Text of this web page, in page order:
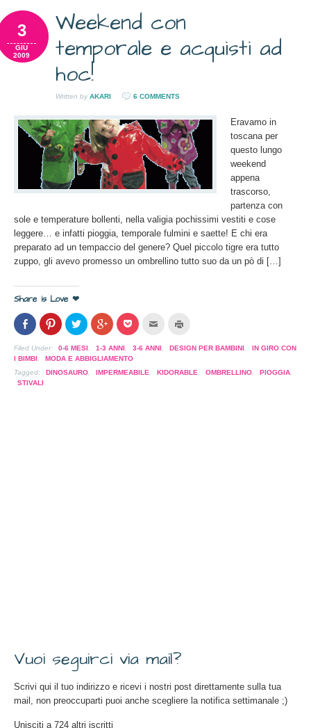
nuova
finestra)
Weekend con
temporale e acquisti ad
hoc!
3
GIU
2009
Written by AKARI 6 COMMENTS
Eravamo in
toscana per
questo lungo
weekend
appena
trascorso,
partenza con
sole e temperature bollenti, nella valigia pochissimi vestiti e cose
leggere… e infatti pioggia, temporale fulmini e saette! E chi era
preparato ad un tempaccio del genere? Quel piccolo tigre era tutto
zuppo, gli avevo promesso un ombrellino tutto suo da un pò di […]
Share is Love ❤
Condividi
su
Facebook
(Si
apre
in
una
nuova
finestra)
Clicca
per
condividere
su
Pinterest
(Si
apre
Clicca
per
condividere
su
Twitter
(Si
apre
Clicca
per
condividere
su
Google+
(Si
apre
Clicca
per
su
apre
Clicca
l'articolo
ad
(Si
una
Filed Under: 0-6 MESI, 1-3 ANNI, 3-6 ANNI, DESIGN PER BAMBINI,
IN GIRO CON
I BIMBI,
MODA E ABBIGLIAMENTO
Tagged:
DINOSAURO, IMPERMEABILE, KIDORABLE, OMBRELLINO, PIOGGIA,
STIVALI
Vuoi seguirci via mail?
Scrivi qui il tuo indirizzo e ricevi i nostri post direttamente sulla tua
mail, non preoccuparti puoi anche scegliere la notifica settimanale ;)
Unisciti a 724 altri iscritti